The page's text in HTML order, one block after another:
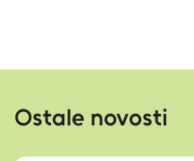
Ostale novosti